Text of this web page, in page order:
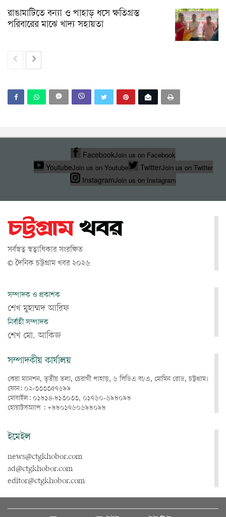
রাঙামাটিতে বন্যা ও পাহাড় ধসে ক্ষতিগ্রস্ত
পরিবারের মাঝে খাদ্য সহায়তা
FacebookJoin us on Facebook
YoutubeJoin us on Youtube TwitterJoin us on Twitter
InstagramJoin us on Instagram
সর্বস্বত্ব স্বত্বাধিকার সংরক্ষিত
© দৈনিক চট্টগ্রাম খবর ২০২৬
সম্পাদক ও প্রকাশক
শেখ মুহাম্মদ আরিফ
নির্বাহী সম্পাদক
শেখ মো. আকিজ
সম্পাদকীয় কার্যালয়
কেয়া ম্যানশন, তৃতীয় তলা, চেরাগী পাহাড়, ৬ সিডিএ বা/এ, মোমিন রোড, চট্টগ্রাম।
ফোন: ০২-৩৩৩৩৫৭৬৯৯
মোবাইল: ০১৮১৪-৮১৩০৩৩, ০১৭৬০-৬৯৮০৯৮
হোয়াটসঅ্যাপ : +৮৮০১৭৬০৬৯৮০৯৮
ইমেইল
news@ctgkhobor.com
ad@ctgkhobor.com
editor@ctgkhobor.com